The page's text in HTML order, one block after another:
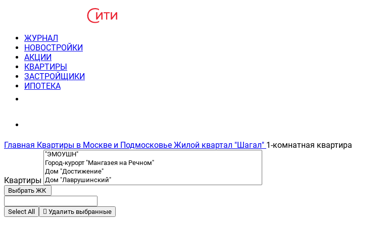
ЖУРНАЛ
НОВОСТРОЙКИ
АКЦИИ
КВАРТИРЫ
ЗАСТРОЙЩИКИ
ИПОТЕКА
Главная Квартиры в Москве и Подмосковье Жилой квартал "Шагал" 1-комнатная квартира
Квартиры
Выбрать ЖК
Select All Удалить выбранные